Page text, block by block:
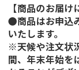
【商品のお届け
●商品はお申込
いたします。
※天候や注文状
間、年末年始を